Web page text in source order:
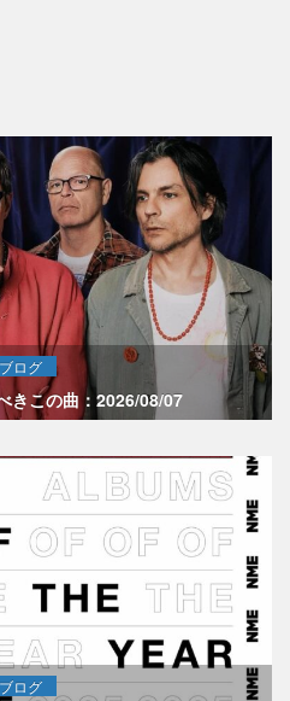
ブログ
きこの曲：2026/08/07
ブログ